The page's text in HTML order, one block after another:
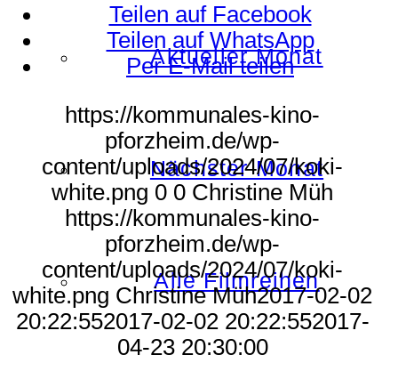
Aktueller Monat
Nächster Monat
Alle Filmreihen
Teilen auf Facebook
Teilen auf WhatsApp
Per E-Mail teilen
https://kommunales-kino-
pforzheim.de/wp-
content/uploads/2024/07/koki-
white.png 0 0 Christine Müh
https://kommunales-kino-
pforzheim.de/wp-
content/uploads/2024/07/koki-
white.png Christine Müh2017-02-02
20:22:552017-02-02 20:22:552017-
04-23 20:30:00